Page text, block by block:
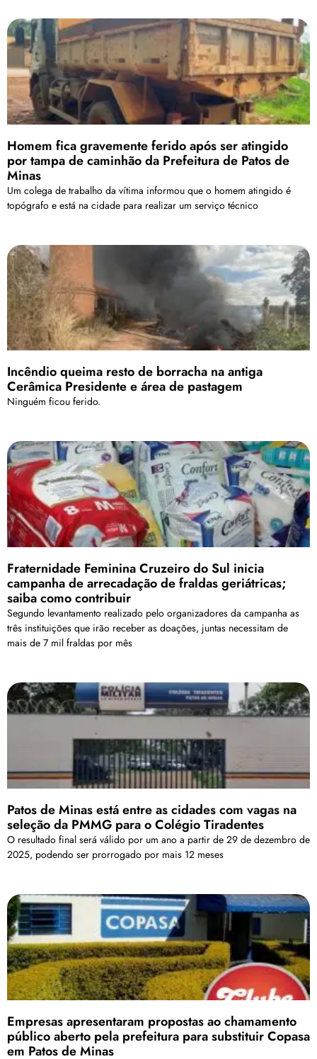
Homem fica gravemente ferido após ser atingido
por tampa de caminhão da Prefeitura de Patos de
Minas
Um colega de trabalho da vítima informou que o homem atingido é
topógrafo e está na cidade para realizar um serviço técnico
Incêndio queima resto de borracha na antiga
Cerâmica Presidente e área de pastagem
Ninguém ficou ferido.
Fraternidade Feminina Cruzeiro do Sul inicia
campanha de arrecadação de fraldas geriátricas;
saiba como contribuir
Segundo levantamento realizado pelo organizadores da campanha as
três instituições que irão receber as doações, juntas necessitam de
mais de 7 mil fraldas por mês
Patos de Minas está entre as cidades com vagas na
seleção da PMMG para o Colégio Tiradentes
O resultado final será válido por um ano a partir de 29 de dezembro de
2025, podendo ser prorrogado por mais 12 meses
Empresas apresentaram propostas ao chamamento
público aberto pela prefeitura para substituir Copasa
em Patos de Minas